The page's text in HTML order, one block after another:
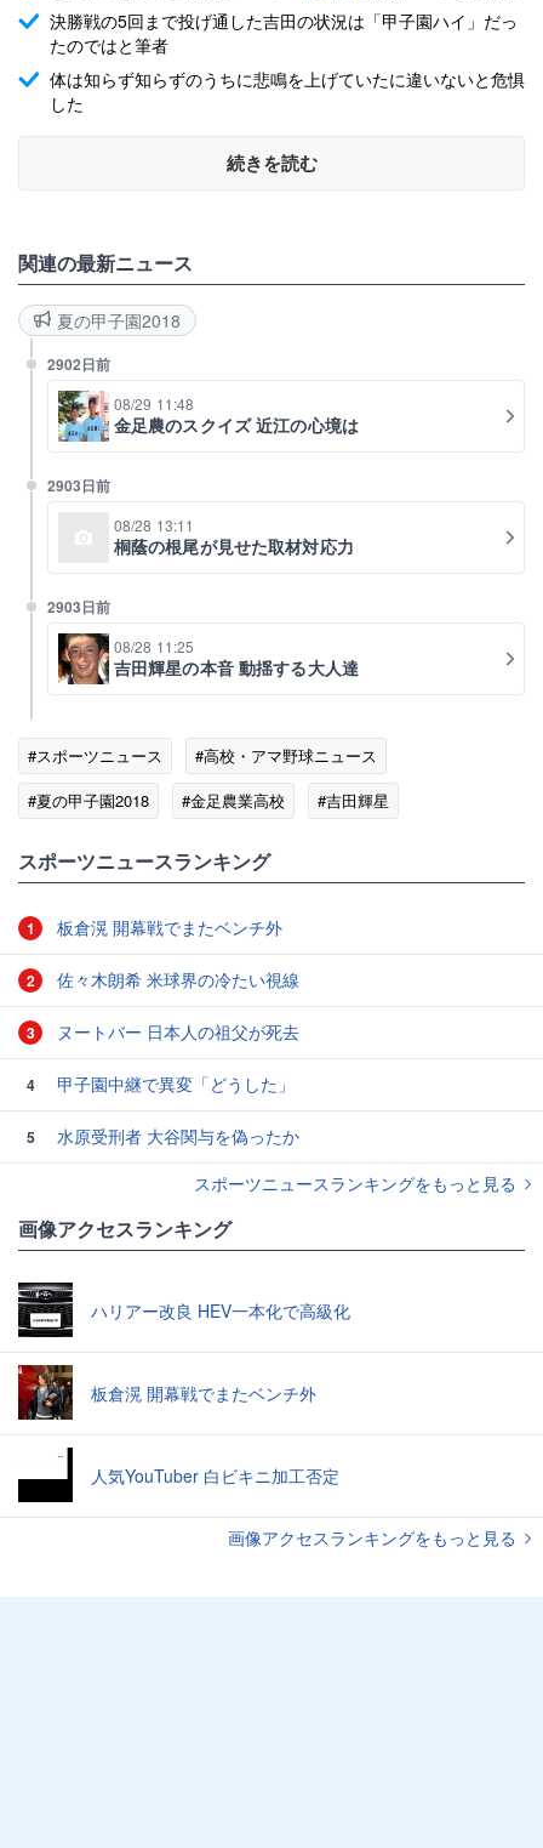
決勝戦の5回まで投げ通した吉田の状況は「甲子園ハイ」だっ
たのではと筆者
体は知らず知らずのうちに悲鳴を上げていたに違いないと危惧
した
続きを読む
関連の最新ニュース
夏の甲子園2018
2902日前
08/29 11:48
金足農のスクイズ 近江の心境は
2903日前
08/28 13:11
桐蔭の根尾が見せた取材対応力
2903日前
08/28 11:25
吉田輝星の本音 動揺する大人達
#スポーツニュース
#高校・アマ野球ニュース
#夏の甲子園2018
#金足農業高校
#吉田輝星
スポーツニュースランキング
1 板倉滉 開幕戦でまたベンチ外
2 佐々木朗希 米球界の冷たい視線
3 ヌートバー 日本人の祖父が死去
4 甲子園中継で異変「どうした」
5
水原受刑者 大谷関与を偽ったか
スポーツニュースランキングをもっと見る
画像アクセスランキング
ハリアー改良 HEV一本化で高級化
板倉滉 開幕戦でまたベンチ外
人気YouTuber 白ビキニ加工否定
画像アクセスランキングをもっと見る